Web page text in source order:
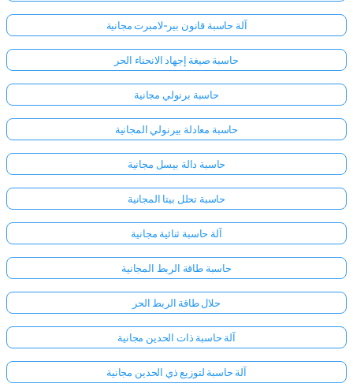
آلة حاسبة قانون بير-لامبرت مجانية
حاسبة صيغة إجهاد الانحناء الحر
حاسبة برنولي مجانية
حاسبة معادلة بيرنولي المجانية
حاسبة دالة بيسل مجانية
حاسبة تحلل بيتا المجانية
آلة حاسبة ثنائية مجانية
حاسبة طاقة الربط المجانية
حلال طاقة الربط الحر
آلة حاسبة ذات الحدين مجانية
آلة حاسبة لتوزيع ذي الحدين مجانية